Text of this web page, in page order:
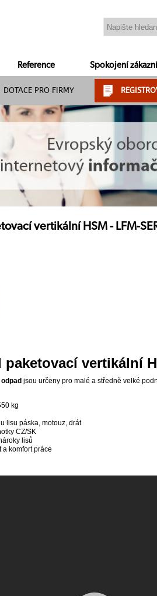
Reference Spokojení
DOTACE PRO FIRMY
vertikální HSM - LFM-
vertikální
jsou určeny pro malé a středně velké
kg
lisu páska, motouz, drát
CZ/SK
lisů
komfort práce